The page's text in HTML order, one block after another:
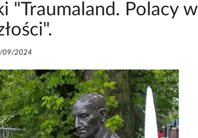
"Traumaland. Polacy w
09/2024